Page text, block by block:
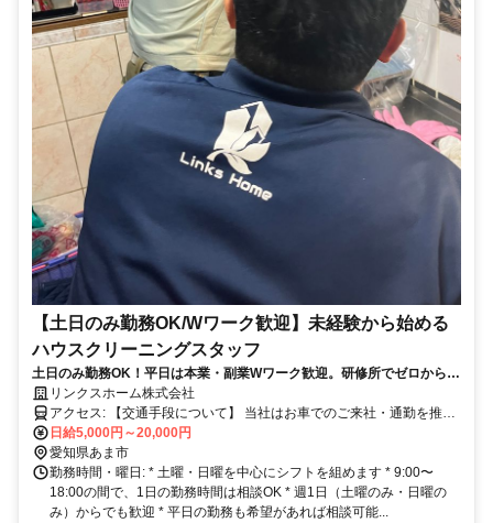
【土日のみ勤務OK/Wワーク歓迎】未経験から始める
ハウスクリーニングスタッフ
土日のみ勤務OK！平日は本業・副業Wワーク歓迎。研修所でゼロから学
べるハウスクリーニング。
リンクスホーム株式会社
アクセス: 【交通手段について】 当社はお車でのご来社・通勤を推奨
しています。駐車場は無料でご利用いただけます。
日給5,000円～20,000円
愛知県あま市
勤務時間・曜日: * 土曜・日曜を中心にシフトを組めます * 9:00〜
18:00の間で、1日の勤務時間は相談OK * 週1日（土曜のみ・日曜の
み）からでも歓迎 * 平日の勤務も希望があれば相談可能...